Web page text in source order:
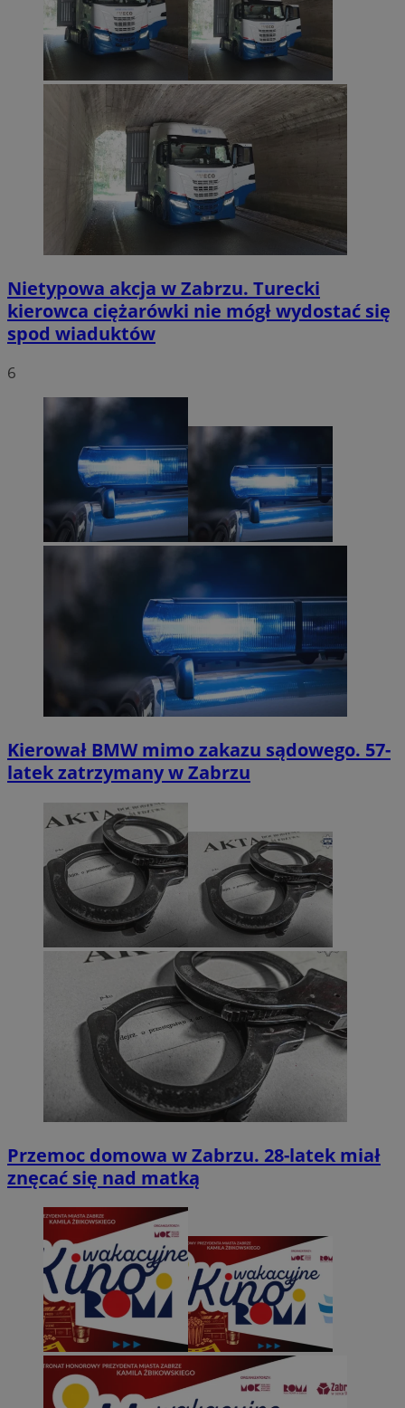
Nietypowa akcja w Zabrzu. Turecki
kierowca ciężarówki nie mógł wydostać się
spod wiaduktów
6
Kierował BMW mimo zakazu sądowego. 57-
latek zatrzymany w Zabrzu
Przemoc domowa w Zabrzu. 28-latek miał
znęcać się nad matką